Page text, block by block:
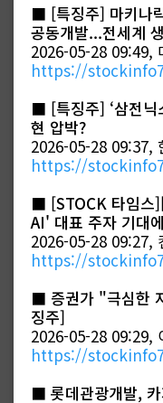
■ [특징주] 마키나
공동개발...전세계
2026-05-28 09:49,
https://
■ [특징주] ‘삼전
현 압박?
2026-05-28 09:37,
https://
■ [STOCK 타임스
AI' 대표 주자 기대
2026-05-28 09:27,
https://
■ 증권가 "극심한
징주]
2026-05-28 09:29,
https://
■ 롯데관광개발,